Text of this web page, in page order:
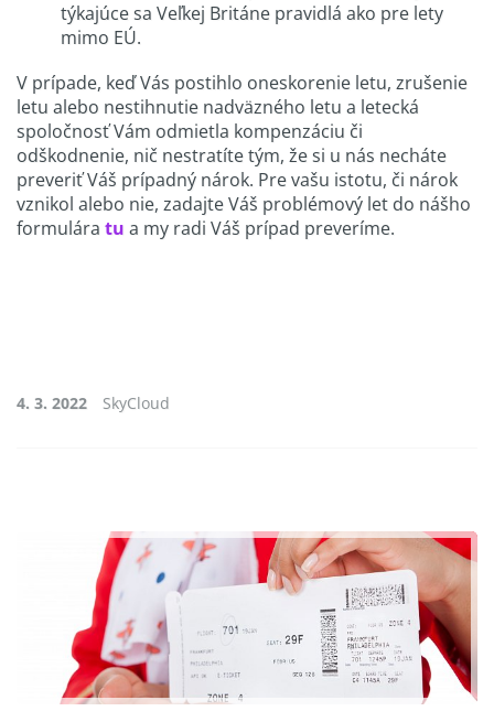
týkajúce sa Veľkej Británe pravidlá ako pre lety
mimo EÚ.
V prípade, keď Vás postihlo oneskorenie letu, zrušenie
letu alebo nestihnutie nadväzného letu a letecká
spoločnosť Vám odmietla kompenzáciu či
odškodnenie, nič nestratíte tým, že si u nás necháte
preveriť Váš prípadný nárok. Pre vašu istotu, či nárok
vznikol alebo nie, zadajte Váš problémový let do nášho
formulára tu a my radi Váš prípad preveríme.
4. 3. 2022 SkyCloud